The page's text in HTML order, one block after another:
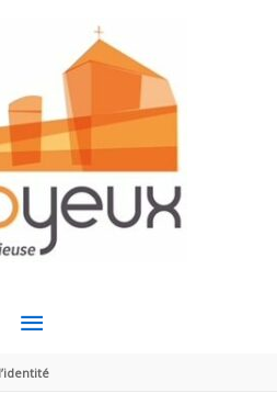
MENU
PRINCIPAL